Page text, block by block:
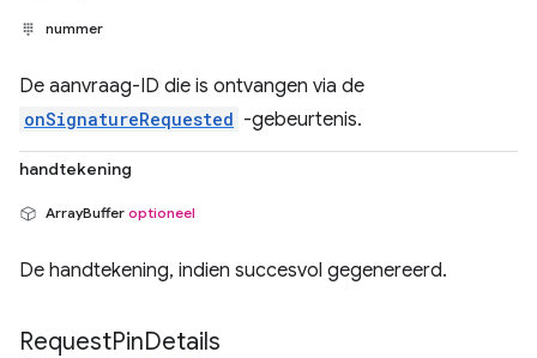
nummer
De aanvraag-ID die is ontvangen via de
onSignatureRequested -gebeurtenis.
handtekening
ArrayBuffer optioneel
De handtekening, indien succesvol gegenereerd.
RequestPinDetails